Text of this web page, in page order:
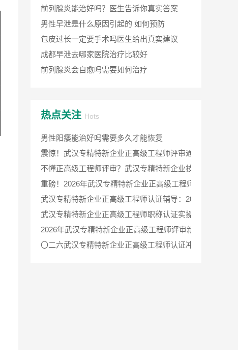
前列腺炎能治好吗？医生告诉你真实答案
男性早泄是什么原因引起的 如何预防
包皮过长一定要手术吗医生给出真实建议
成都早泄去哪家医院治疗比较好
前列腺炎会自愈吗需要如何治疗
热点关注 Hots
男性阳痿能治好吗需要多久才能恢复
震惊！武汉专精特新企业正高级工程师评审通过率翻倍的
不懂正高级工程师评审？武汉专精特新企业技术高管通关
重磅！2026年武汉专精特新企业正高级工程师认证辅导全
武汉专精特新企业正高级工程师认证辅导：2026年最新评
武汉专精特新企业正高级工程师职称认证实操指南与申报
2026年武汉专精特新企业正高级工程师评审新政，认证辅
〇二六武汉专精特新企业正高级工程师认证冲刺辅导，资